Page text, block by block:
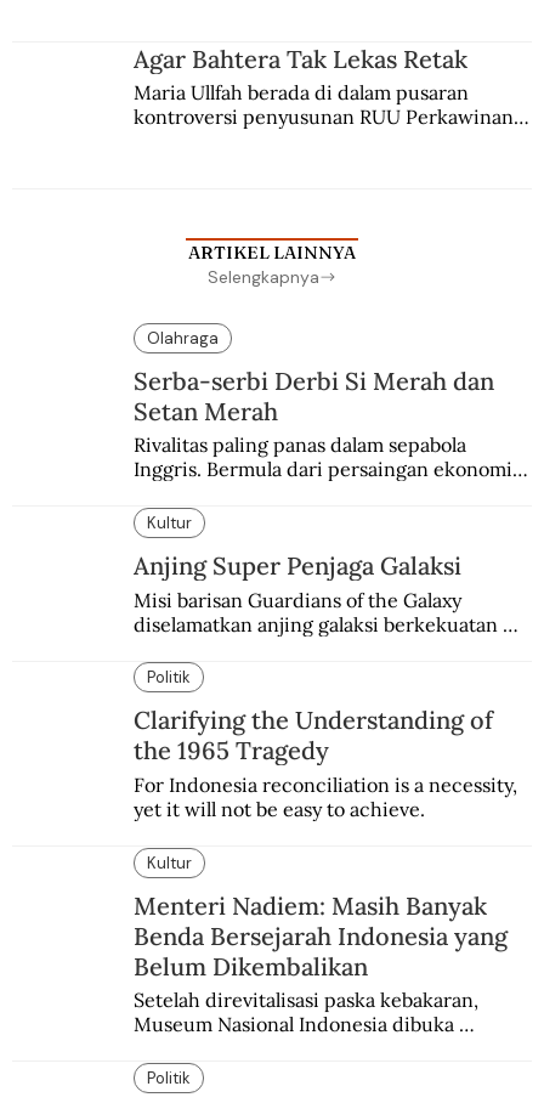
Agar Bahtera Tak Lekas Retak
Maria Ullfah berada di dalam pusaran
kontroversi penyusunan RUU Perkawinan.
ARTIKEL LAINNYA
Selengkapnya
Olahraga
Serba-serbi Derbi Si Merah dan
Setan Merah
Rivalitas paling panas dalam sepabola
Inggris. Bermula dari persaingan ekonomi
Kultur
Anjing Super Penjaga Galaksi
Misi barisan Guardians of the Galaxy
diselamatkan anjing galaksi berkekuatan
si martir antariksa Soviet.
Politik
Clarifying the Understanding of
the 1965 Tragedy
For Indonesia reconciliation is a necessity,
yet it will not be easy to achieve.
Kultur
Menteri Nadiem: Masih Banyak
Benda Bersejarah Indonesia yang
Belum Dikembalikan
Setelah direvitalisasi paska kebakaran,
Museum Nasional Indonesia dibuka
Pameran Repatriasi 2024.
Politik